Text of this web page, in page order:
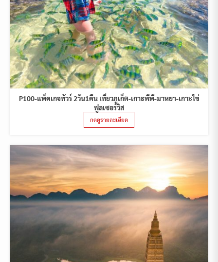
P100-แพ็คเกจทัวร์ 2วัน1คืน เที่ยวภูเก็ต-เกาะพีพี-มาหยา-เกาะไข่
ฟูลเซอร์วิส
กดดูรายละเอียด